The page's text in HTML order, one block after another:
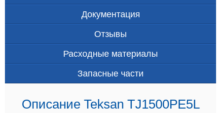
Документация
Отзывы
Расходные материалы
Запасные части
Описание Teksan TJ1500PE5L